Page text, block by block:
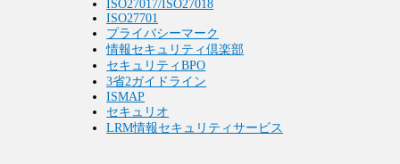
ISO27017/ISO27018
ISO27701
プライバシーマーク
情報セキュリティ倶楽部
セキュリティBPO
3省2ガイドライン
ISMAP
セキュリオ
LRM情報セキュリティサービス